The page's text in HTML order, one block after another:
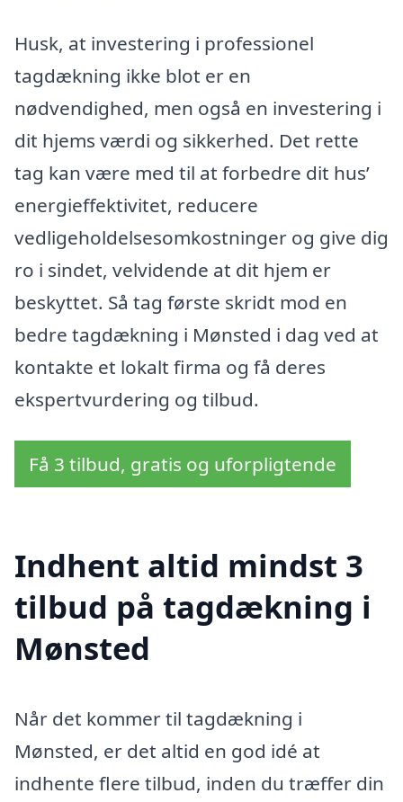
Husk, at investering i professionel
tagdækning ikke blot er en
nødvendighed, men også en investering i
dit hjems værdi og sikkerhed. Det rette
tag kan være med til at forbedre dit hus’
energieffektivitet, reducere
vedligeholdelsesomkostninger og give dig
ro i sindet, velvidende at dit hjem er
beskyttet. Så tag første skridt mod en
bedre tagdækning i Mønsted i dag ved at
kontakte et lokalt firma og få deres
ekspertvurdering og tilbud.
Få 3 tilbud, gratis og uforpligtende
Indhent altid mindst 3
tilbud på tagdækning i
Mønsted
Når det kommer til tagdækning i
Mønsted, er det altid en god idé at
indhente flere tilbud, inden du træffer din